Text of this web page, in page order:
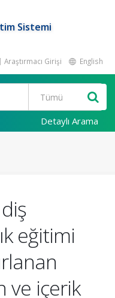
Sistemi
Araştırmacı Girişi English
Detaylı Arama
eğitimi
ve içerik